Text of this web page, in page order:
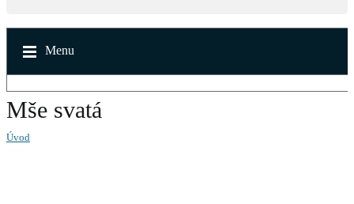
Menu
Mše svatá
Úvod